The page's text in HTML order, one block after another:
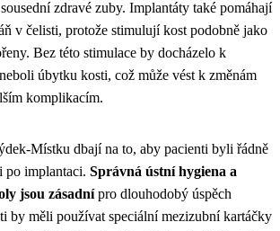
zdravé zuby. Implantáty také pomáhají
v čelisti, protože stimulují kost podobně jako
Bez této stimulace by docházelo k
úbytku kosti, což může vést k změnám
komplikacím.
Místku dbají na to, aby pacienti byli řádně
po implantaci. Správná ústní hygiena a
jsou zásadnípro dlouhodobý úspěch
by měli používat speciální mezizubní kartáčky